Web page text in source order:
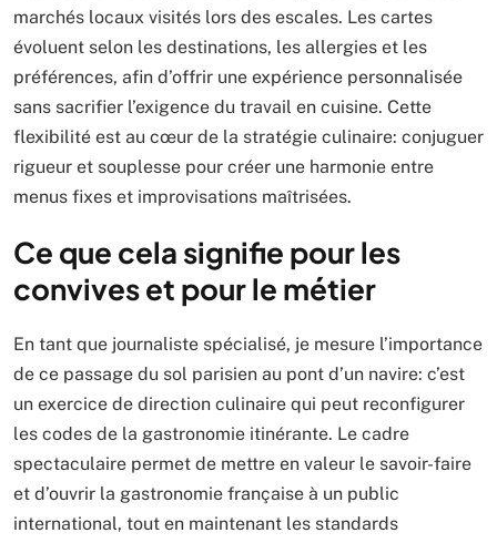
marchés locaux visités lors des escales. Les cartes
évoluent selon les destinations, les allergies et les
préférences, afin d’offrir une expérience personnalisée
sans sacrifier l’exigence du travail en cuisine. Cette
flexibilité est au cœur de la stratégie culinaire: conjuguer
rigueur et souplesse pour créer une harmonie entre
menus fixes et improvisations maîtrisées.
Ce que cela signifie pour les
convives et pour le métier
En tant que journaliste spécialisé, je mesure l’importance
de ce passage du sol parisien au pont d’un navire: c’est
un exercice de direction culinaire qui peut reconfigurer
les codes de la gastronomie itinérante. Le cadre
spectaculaire permet de mettre en valeur le savoir-faire
et d’ouvrir la gastronomie française à un public
international, tout en maintenant les standards